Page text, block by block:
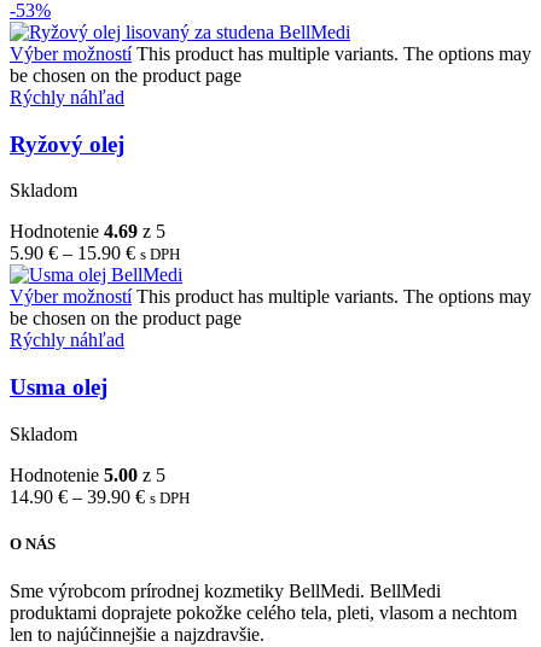
-53%
Výber možností This product has multiple variants. The options may
be chosen on the product page
Rýchly náhľad
Ryžový olej
Skladom
Hodnotenie 4.69 z 5
5.90 € – 15.90 € s DPH
Výber možností This product has multiple variants. The options may
be chosen on the product page
Rýchly náhľad
Usma olej
Skladom
Hodnotenie 5.00 z 5
14.90 € – 39.90 € s DPH
O NÁS
Sme výrobcom prírodnej kozmetiky BellMedi. BellMedi
produktami doprajete pokožke celého tela, pleti, vlasom a nechtom
len to najúčinnejšie a najzdravšie.